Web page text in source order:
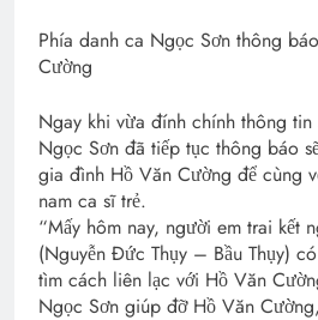
Phía danh ca Ngọc Sơn thông
Cường
Ngay khi vừa đính chính thông
Ngọc Sơn đã tiếp tục thông báo
gia đình Hồ Văn Cường để cùng
nam ca sĩ trẻ.
“Mấy hôm nay, người em trai kết
(Nguyễn Đức Thụy – Bầu Thụy)
tìm cách liên lạc với Hồ Văn
Ngọc Sơn giúp đỡ Hồ Văn